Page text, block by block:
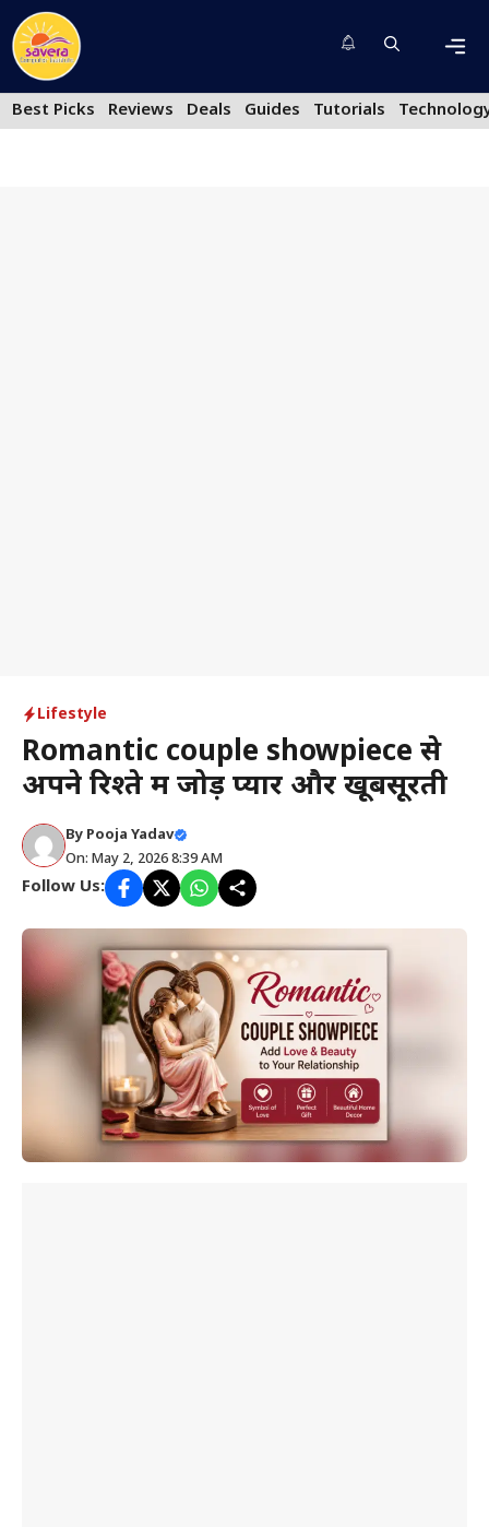
Skip
to
content
Best Picks
Reviews Deals Guides Tutorials
Lifestyle
Romantic couple showpiece से
अपने रिश्ते में जोड़ें प्यार और खूबसूरती
By Pooja Yadav
On: May 2, 2026 8:39 AM
Follow Us: